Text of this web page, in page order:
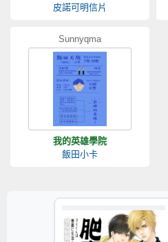
皮諾可明信片
Sunnyqma
我的英雄學院
飯田小卡